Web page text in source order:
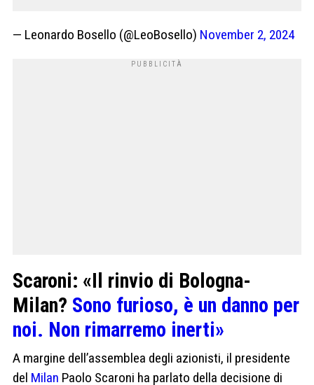
— Leonardo Bosello (@LeoBosello) November 2, 2024
Scaroni: «Il rinvio di Bologna-
Milan? Sono furioso, è un danno per
noi. Non rimarremo inerti»
A margine dell’assemblea degli azionisti, il presidente
del Milan Paolo Scaroni ha parlato della decisione di